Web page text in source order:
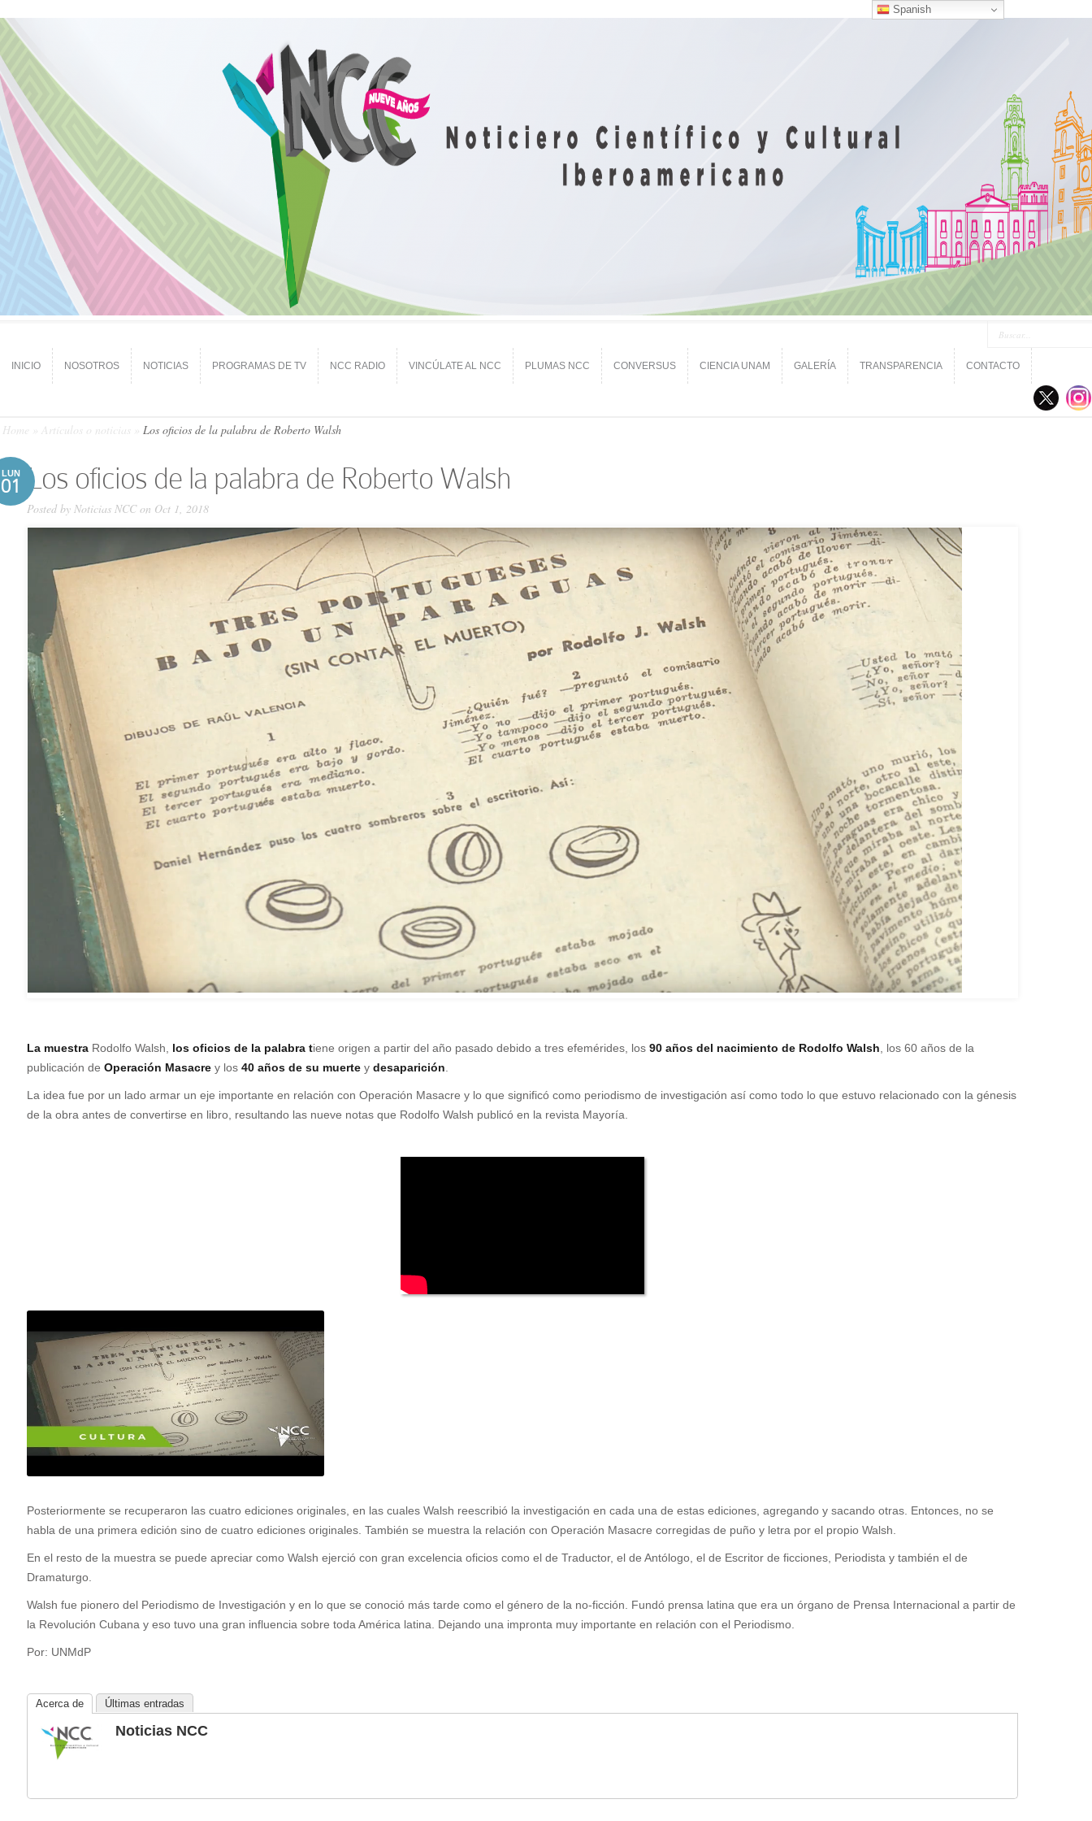
INICIO NOSOTROS NOTICIAS PROGRAMAS DE TV NCC RADIO VINCÚLATE AL NCC PLUMAS NCC CONVERSUS CIENCIA UNAM GALERÍA TRANSPARENCIA CONTACTO
Home Artículos o noticias Los oficios de la palabra de Roberto Walsh
LUN
01 Los oficios de la palabra de Roberto Walsh
Posted by Noticias NCCon Oct 1, 2018
La muestra Rodolfo Walsh, los oficios de la palabra tiene origen a partir del año pasado debido a tres efemérides, los 90 años del nacimiento de Rodolfo Walsh , los 60 años de la
publicación de Operación Masacre y los 40 años de su muerte y desaparición
La idea fue por un lado armar un eje importante en relación con Operación Masacre y lo que significó como periodismo de investigación así como todo lo que estuvo relacionado con la génesis
de la obra antes de convertirse en libro, resultando las nueve notas que Rodolfo Walsh publicó en la revista Mayoría.
Posteriormente se recuperaron las cuatro ediciones originales, en las cuales Walsh reescribió la investigación en cada una de estas ediciones, agregando y sacando otras. Entonces, no se
habla de una primera edición sino de cuatro ediciones originales. También se muestra la relación con Operación Masacre corregidas de puño y letra por el propio Walsh.
En el resto de la muestra se puede apreciar como Walsh ejerció con gran excelencia oficios como el de Traductor, el de Antólogo, el de Escritor de ficciones, Periodista y también el de
Dramaturgo.
Walsh fue pionero del Periodismo de Investigación y en lo que se conoció más tarde como el género de la no-ficción. Fundó prensa latina que era un órgano de Prensa Internacional a partir de
la Revolución Cubana y eso tuvo una gran influencia sobre toda América latina. Dejando una impronta muy importante en relación con el Periodismo.
Por: UNMdP
Acerca de Últimas entradas
Noticias NCC
Spanish